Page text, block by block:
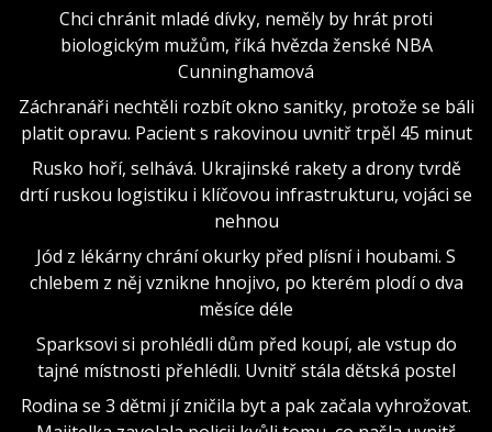
Chci chránit mladé dívky, neměly by hrát proti
biologickým mužům, říká hvězda ženské NBA
Cunninghamová
Záchranáři nechtěli rozbít okno sanitky, protože se báli
platit opravu. Pacient s rakovinou uvnitř trpěl 45 minut
Rusko hoří, selhává. Ukrajinské rakety a drony tvrdě
drtí ruskou logistiku i klíčovou infrastrukturu, vojáci se
nehnou
Jód z lékárny chrání okurky před plísní i houbami. S
chlebem z něj vznikne hnojivo, po kterém plodí o dva
měsíce déle
Sparksovi si prohlédli dům před koupí, ale vstup do
tajné místnosti přehlédli. Uvnitř stála dětská postel
Rodina se 3 dětmi jí zničila byt a pak začala vyhrožovat.